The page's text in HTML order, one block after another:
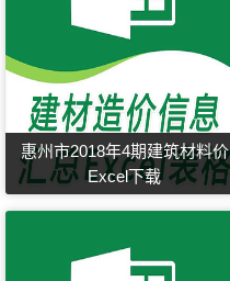
惠州市2018年4期建筑材料价
Excel下载